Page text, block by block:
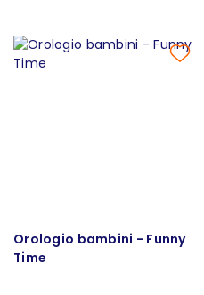
Orologio bambini - Funny
Time